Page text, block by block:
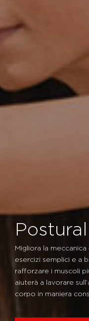
Postural
Migliora la
esercizi semplici e a
rafforzare i muscoli
aiuterà a lavorare
corpo in maniera